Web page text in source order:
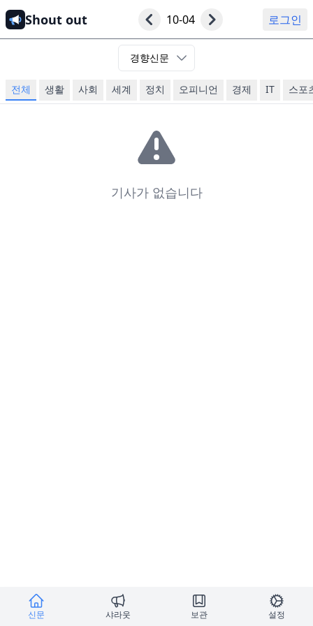
Shout out 10-04 로그인
경향신문
전체 생활 사회 세계 정치 오피니언 경제 IT 스포
기사가 없습니다
신문 샤라웃 보관 설정